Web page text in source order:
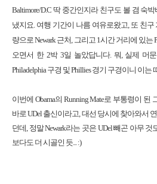
Baltimore/D.C 딱 중간인지라 친구도 볼 겸 숙
냈지요. 여행 기간이 나름 여유로왔고, 또 친구
량으로 Newark 근처, 그리고 1시간 거리에 있는
오면서 한 2박 3일 놀았답니다. 뭐, 실제 머
Philadelphia 구경 및 Phillies 경기 구경이니 이는
이번에 Obama의 Running Mate로 부통령이 된
바로 UDel 출신이라고, 대선 당시에 찾아와서
던데, 정말 Newark라는 곳은 UDel 빼곤 아무 것
보다도 더 시골인 듯... :)